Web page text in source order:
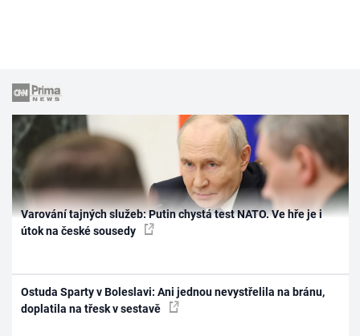
Varování tajných služeb: Putin chystá test NATO. Ve hře je i
útok na české sousedy
Ostuda Sparty v Boleslavi: Ani jednou nevystřelila na bránu,
doplatila na třesk v sestavě